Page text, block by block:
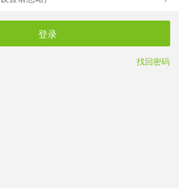
登录
找回密码